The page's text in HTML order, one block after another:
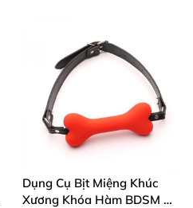
Dụng Cụ Bịt Miệng Khúc
Xương Khóa Hàm BDSM Đồ